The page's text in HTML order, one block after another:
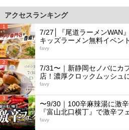
アクセスランキング
1
7/27│『尾道ラーメンWAN
キッズラーメン無料イベン
favy
2
7/31〜｜新静岡セノバにカ
店！濃厚クロックムッシュ
favy
3
〜9/30｜100辛麻辣湯に激
『富山北口横丁』で激辛フ
favy